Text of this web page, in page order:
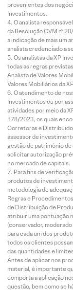
provenientes dos
Investimentos.
O analista
da Resolução CVM nº
a indicação de mais um
analista credenciado a
Os analistas da XP
todas as regras
Analista de Valores
Valores Mobiliários da
O atendimento de
Investimentos ou por
atividades por meio da
178/2023, os quais
Corretoras e
assessor de
gestão de patrimônio
solicitar autorização
no mercado de capitais.
Para fins de
produtos de
metodologia de
Regras e
de Distribuição de
atribuir uma pontuação
(conservador,
para cada um dos
todos os clientes
das quantidades e
Antes de aplicar nos
material, é importante
comporta a aplicação
questão, bem como se